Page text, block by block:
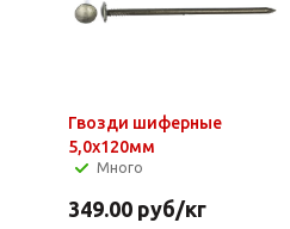
Гвозди шиферные
5,0х120мм
Много
349.00руб/кг